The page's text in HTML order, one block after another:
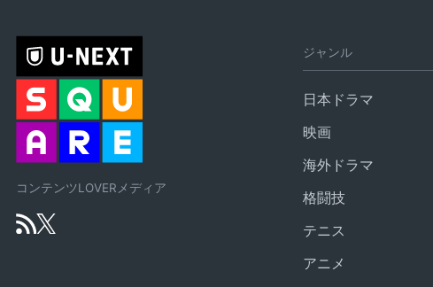
コンテンツLOVERメディア
ジャンル
日本ドラマ
映画
海外ドラマ
格闘技
テニス
アニメ